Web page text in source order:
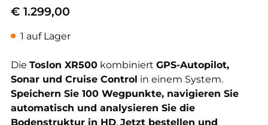
€ 1.299,00
1 auf Lager
Die Toslon XR500 kombiniert GPS-Autopilot,
Sonar und Cruise Control in einem System.
Speichern Sie 100 Wegpunkte, navigieren Sie
automatisch und analysieren Sie die
Bodenstruktur in HD. Jetzt bestellen und